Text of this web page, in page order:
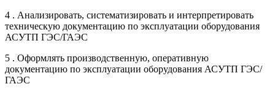
4 . Анализировать, систематизировать и интерпретировать
техническую документацию по эксплуатации оборудования
АСУТП ГЭС/ГАЭС
5 . Оформлять производственную, оперативную
документацию по эксплуатации оборудования АСУТП ГЭС/
ГАЭС